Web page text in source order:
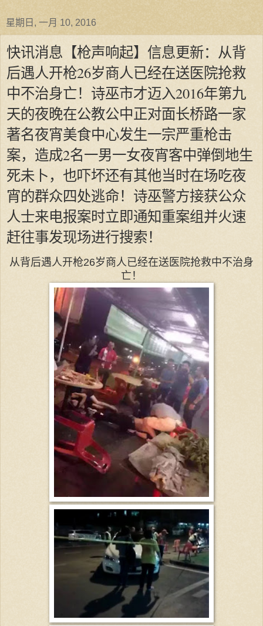
星期日, 一月 10, 2016
快讯消息【枪声响起】信息更新：从背
后遇人开枪26岁商人已经在送医院抢救
中不治身亡！诗巫市才迈入2016年第九
天的夜晚在公教公中正对面长桥路一家
著名夜宵美食中心发生一宗严重枪击
案，造成2名一男一女夜宵客中弹倒地生
死未卜，也吓坏还有其他当时在场吃夜
宵的群众四处逃命！诗巫警方接获公众
人士来电报案时立即通知重案组并火速
赶往事发现场进行搜索！
从背后遇人开枪26岁商人已经在送医院抢救中不治身
亡！